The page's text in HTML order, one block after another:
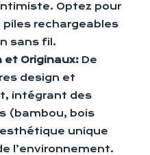
Optez pour
piles rechargeables
sans fil.
et Originaux: De
design et
intégrant des
(bambou, bois
unique
l’environnement.